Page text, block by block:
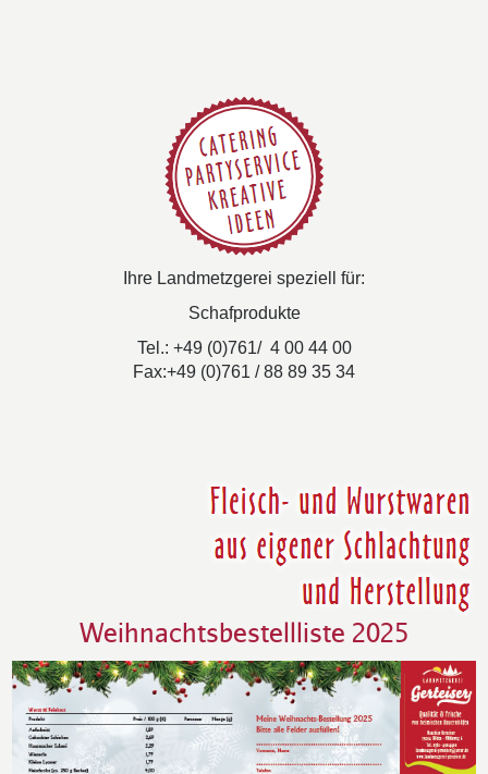
Ihre Landmetzgerei speziell für:
Schafprodukte
Tel.: +49 (0)761/ 4 00 44 00
Fax:+49 (0)761 / 88 89 35 34
Weihnachtsbestellliste 2025